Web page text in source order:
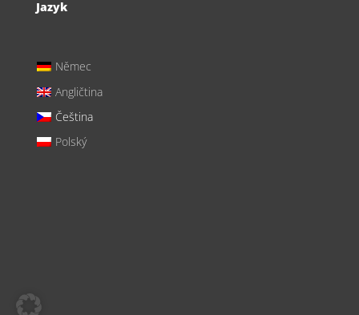
Jazyk
Němec
Angličtina
Čeština
Polský